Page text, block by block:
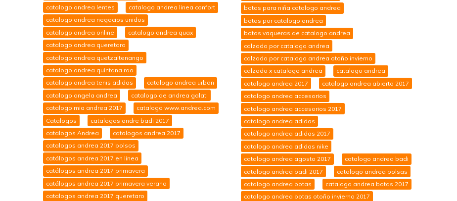
catalogo andrea lentes
catalogo andrea linea confort
catalogo andrea negocios unidos
catalogo andrea online
catalogo andrea quax
catalogo andrea queretaro
catalogo andrea quetzaltenango
catalogo andrea quintana roo
catalogo andrea tenis adidas
catalogo andrea urban
catalogo angela andrea
catalogo de andrea galati
catalogo mia andrea 2017
catalogo www.andrea.com
Catalogos
catalogos andre badi 2017
catalogos Andrea
catalogos andrea 2017
catalogos andrea 2017 bolsos
catálogos andrea 2017 en linea
catálogos andrea 2017 primavera
catálogos andrea 2017 primavera verano
catalogos andrea 2017 queretaro
botas para niña catalogo andrea
botas por catalogo andrea
botas vaqueras de catalogo andrea
calzado por catalogo andrea
calzado por catalogo andrea otoño invierno
calzado x catalogo andrea
catalogo andrea
catalogo andrea 2017
catalogo andrea abierto 2017
catalogo andrea accesorios
catalogo andrea accesorios 2017
catalogo andrea adidas
catalogo andrea adidas 2017
catalogo andrea adidas nike
catalogo andrea agosto 2017
catalogo andrea badi
catalogo andrea badi 2017
catalogo andrea bolsas
catalogo andrea botas
catalogo andrea botas 2017
catalogo andrea botas otoño invierno 2017